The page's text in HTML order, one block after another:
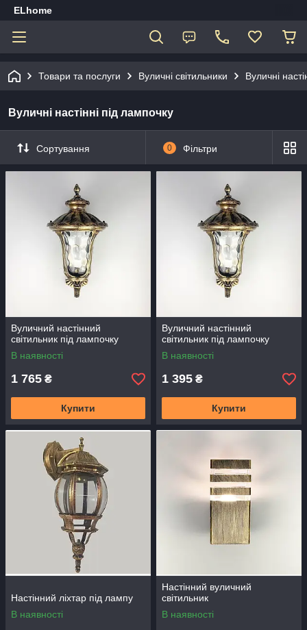
ELhome
Товари та послуги Вуличні світильники Вуличні
Вуличні настінні під лампочку
Сортування 0 Фільтри
Вуличний настінний
світильник під лампочку
В наявності
1 765 ₴
Купити
Вуличний настінний
світильник під лампочку
В наявності
1 395 ₴
Купити
Настінний ліхтар під лампу
В наявності
Настінний вуличний
світильник
В наявності